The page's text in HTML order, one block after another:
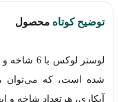
توضیح کوتاه محصول
شده است، که می‌توان
آبکاری، هرتعداد شاخه و